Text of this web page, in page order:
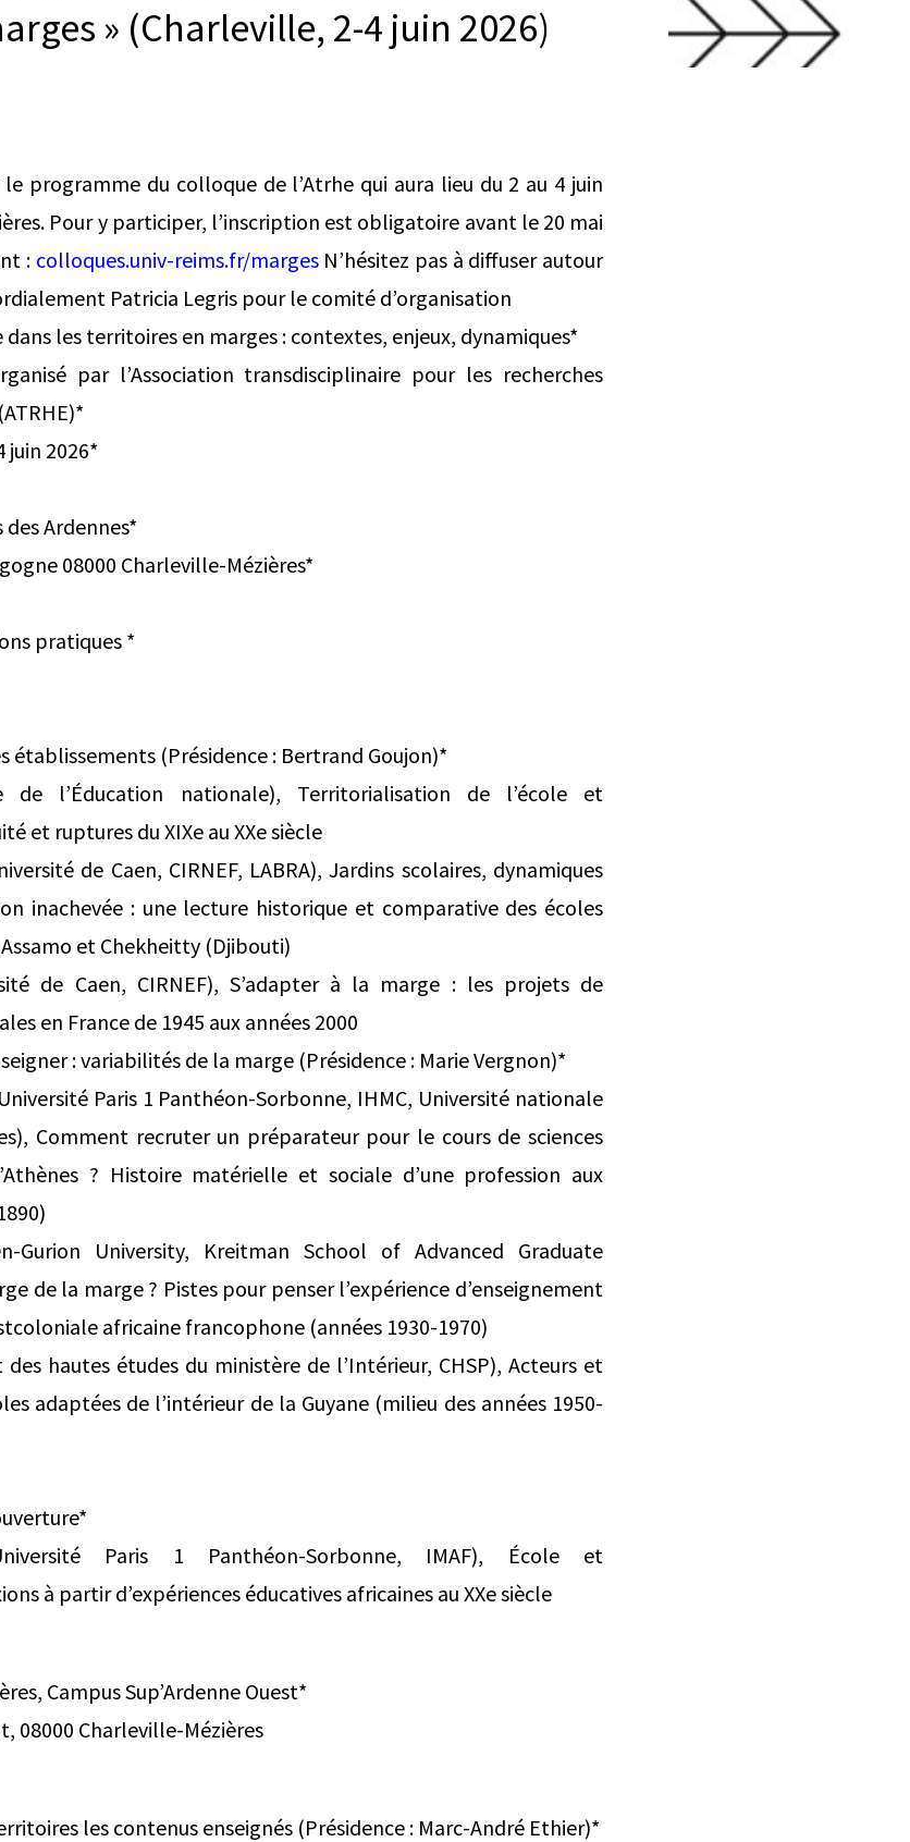
» (Charleville, 2-4 juin 2026)
programme du colloque de l’Atrhe qui aura lieu du 2 au 4 juin
Pour y participer, l’inscription est obligatoire avant le 20 mai
: colloques.univ-reims.fr/margesN’hésitez pas à diffuser autour
Patricia Legris pour le comité d’organisation
les territoires en marges : contextes, enjeux, dynamiques*
par l’Association transdisciplinaire pour les recherches
juin 2026*
Ardennes*
08000 Charleville-Mézières*
pratiques *
établissements (Présidence : Bertrand Goujon)*
de l’Éducation nationale), Territorialisation de l’école et
et ruptures du XIXe au XXe siècle
de Caen, CIRNEF, LABRA), Jardins scolaires, dynamiques
inachevée : une lecture historique et comparative des écoles
et Chekheitty (Djibouti)
de Caen, CIRNEF), S’adapter à la marge : les projets de
en France de 1945 aux années 2000
: variabilités de la marge (Présidence : Marie Vergnon)*
Paris 1 Panthéon-Sorbonne, IHMC, Université nationale
Comment recruter un préparateur pour le cours de sciences
? Histoire matérielle et sociale d’une profession aux
Gurion University, Kreitman School of Advanced Graduate
de la marge ? Pistes pour penser l’expérience d’enseignement
africaine francophone (années 1930-1970)
hautes études du ministère de l’Intérieur, CHSP), Acteurs et
adaptées de l’intérieur de la Guyane (milieu des années 1950-
Paris 1 Panthéon-Sorbonne, IMAF), École et
à partir d’expériences éducatives africaines au XXe siècle
Campus Sup’Ardenne Ouest*
08000 Charleville-Mézières
les contenus enseignés (Présidence : Marc-André Ethier)*